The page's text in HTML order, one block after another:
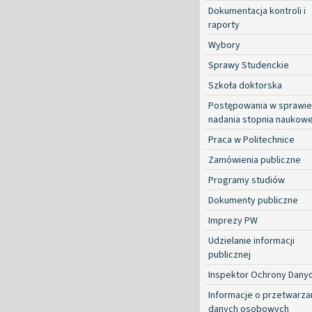
Dokumentacja kontroli i
raporty
Wybory
Sprawy Studenckie
Szkoła doktorska
Postępowania w sprawie
nadania stopnia
Praca w Politechnice
Zamówienia publiczne
Programy studiów
Dokumenty publiczne
Imprezy PW
Udzielanie informacji
publicznej
Inspektor Ochrony
Informacje o
danych osobowych